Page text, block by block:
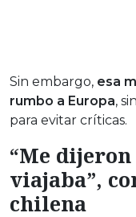
Sin embargo, esa
rumbo a Europa,
para evitar críticas.
“Me
viajaba”,
chilena